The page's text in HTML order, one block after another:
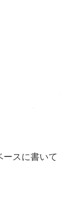
ースに書いて